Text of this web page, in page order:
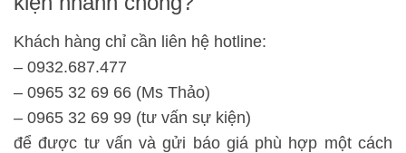
Khách hàng chỉ cần liên hệ hotline:
– 0932.687.477
– 0965 32 69 66 (Ms Thảo)
– 0965 32 69 99 (tư vấn sự kiện)
để được tư vấn và gửi báo giá phù hợp một cách